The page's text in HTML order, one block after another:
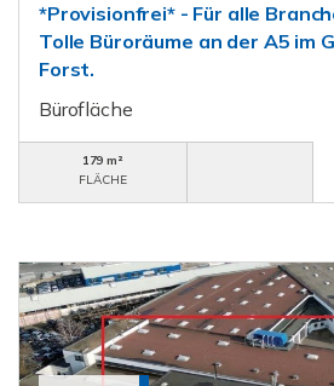
*Provisionfrei* - Für alle
Tolle Büroräume an der A5 im
Forst.
Bürofläche
179 m²
FLÄCHE